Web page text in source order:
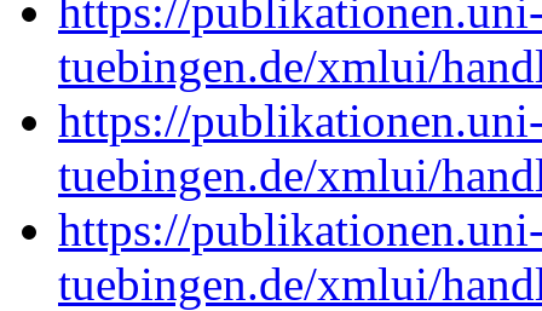
https://
tuebingen.de/xmlui/
https://
tuebingen.de/xmlui/
https://
tuebingen.de/xmlui/